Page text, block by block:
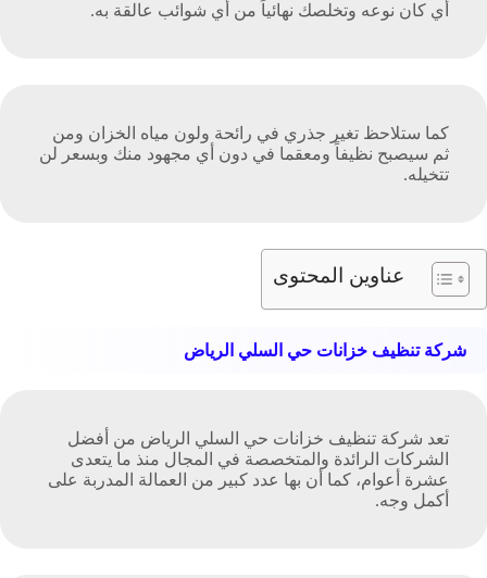
أي كان نوعه وتخلصك نهائياً من أي شوائب عالقة به.
كما ستلاحظ تغير جذري في رائحة ولون مياه الخزان ومن
ثم سيصبح نظيفاً ومعقما في دون أي مجهود منك وبسعر لن
تتخيله.
عناوين المحتوى
شركة تنظيف خزانات حي السلي الرياض
تعد شركة تنظيف خزانات حي السلي الرياض من أفضل
الشركات الرائدة والمتخصصة في المجال منذ ما يتعدى
عشرة أعوام، كما أن بها عدد كبير من العمالة المدربة على
أكمل وجه.